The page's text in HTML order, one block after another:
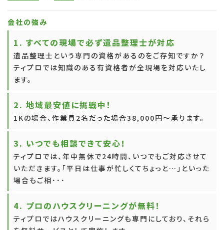
会社の強み
1. すべての現場で必ず遺品整理士が対応
遺品整理士という専門の資格があるのをご存知ですか？
ティプロでは知識のある有資格者が全現場を対応いたし
ます。
2. 地域最安値に挑戦中！
1Kの場合、作業員2名だった場合38,000円～承ります。
3. いつでも相談できて安心！
ティプロでは、年中無休で24時間、いつでもご対応させて
いただきます。「平日は仕事が忙しくてちょっと…」といった
場合もご相･･･
4. プロのハウスクリーニングが無料！
ティプロではハウスクリーニングも専門にしており、それら